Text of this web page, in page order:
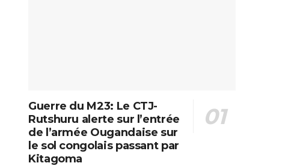
Guerre du M23: Le CTJ-
Rutshuru alerte sur l’entrée
de l’armée Ougandaise sur
le sol congolais passant par
Kitagoma